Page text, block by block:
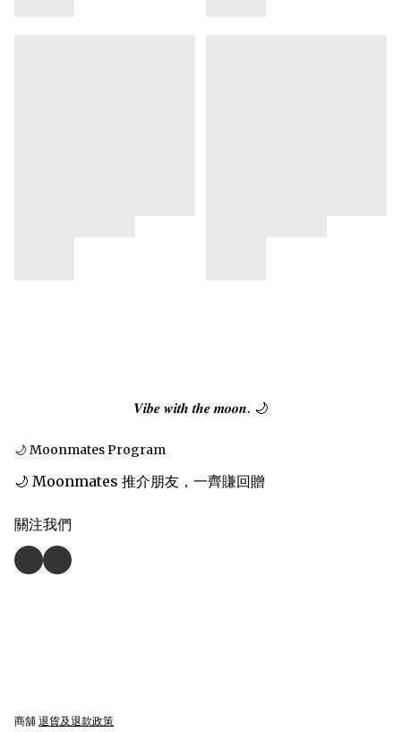
𝑽𝒊𝒃𝒆 𝒘𝒊𝒕𝒉 𝒕𝒉𝒆 𝒎𝒐𝒐𝒏. 🌙
🌙 Moonmates Program
🌙 Moonmates 推介朋友，一齊賺回贈
關注我們
商舖 退貨及退款政策